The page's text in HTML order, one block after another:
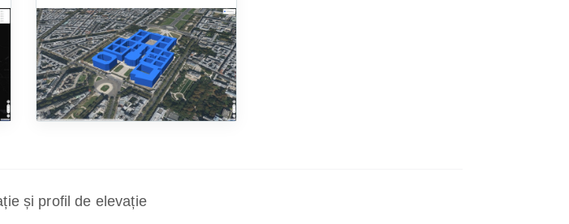
și profil de elevație